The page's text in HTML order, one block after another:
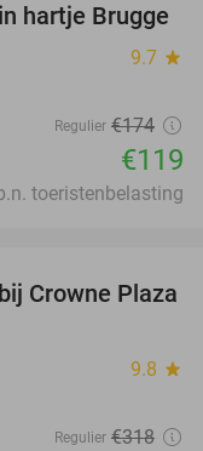
32%
hartje Brugge
9.7 star
Regulier €174
€119
toeristenbelasting
44%
Crowne Plaza
9.8 star
Regulier €318